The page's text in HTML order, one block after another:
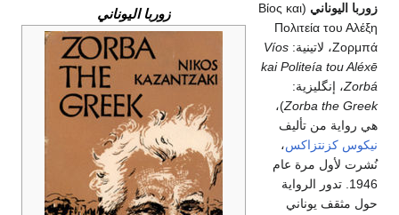
زوربا اليوناني زوربا اليوناني (
Βίος και
Πολιτεία του Αλέξη
Ζορμπά، لاتينية: Víos
kai Politeía tou Aléxē
Zorbá، إنگليزية:
Zorba the Greek)،
هي رواية من تأليف
نيكوس كزنتزاكس،
نُشرت لأول مرة عام
1946. تدور الرواية
حول مثقف يوناني